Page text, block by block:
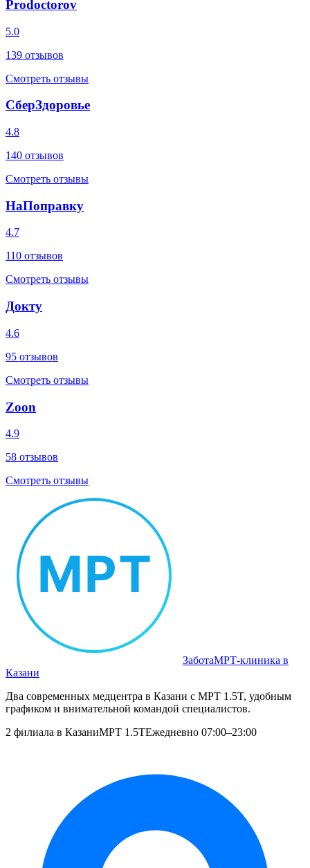
Prodoctorov
5.0
139 отзывов
Смотреть отзывы
СберЗдоровье
4.8
140 отзывов
Смотреть отзывы
НаПоправку
4.7
110 отзывов
Смотреть отзывы
Докту
4.6
95 отзывов
Смотреть отзывы
Zoon
4.9
58 отзывов
Смотреть отзывы
ЗаботаМРТ‑клиника в
Казани
Два современных медцентра в Казани с МРТ 1.5T, удобным
графиком и внимательной командой специалистов.
2 филиала в КазаниМРТ 1.5TЕжедневно 07:00–23:00